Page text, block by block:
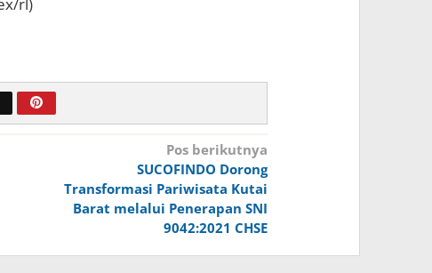
Pos berikutnya
SUCOFINDO Dorong
Transformasi Pariwisata Kutai
Barat melalui Penerapan SNI
9042:2021 CHSE